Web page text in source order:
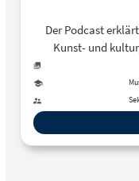
Der Podcast
Kunst- und
Mittelalter und